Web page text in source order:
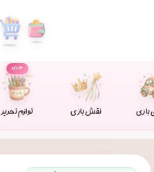
بازی نقش بازی لوازم تحریر
جدید